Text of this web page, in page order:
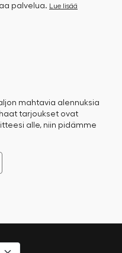
palvelua. Lue lisää
mahtavia alennuksia
tarjoukset ovat
alle, niin pidämme